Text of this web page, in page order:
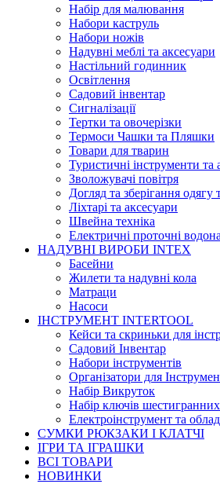
Набір для малювання
Набори каструль
Набори ножів
Надувні меблі та аксесуари
Настільний годинник
Освітлення
Садовий інвентар
Сигналізації
Тертки та овочерізки
Термоси Чашки та Пляшки
Товари для тварин
Туристичні інструменти та
Зволожувачі повітря
Догляд та зберігання одягу
Ліхтарі та аксесуари
Швейна техніка
Електричні проточні
НАДУВНІ ВИРОБИ INTEX
Басейни
Жилети та надувні кола
Матраци
Насоси
ІНСТРУМЕНТ INTERTOOL
Кейси та скриньки для
Садовий Інвентар
Набори інструментів
Організатори для
Набір Викруток
Набір ключів
Електроінструмент та
СУМКИ РЮКЗАКИ І КЛАТЧІ
ІГРИ ТА ІГРАШКИ
ВСІ ТОВАРИ
НОВИНКИ